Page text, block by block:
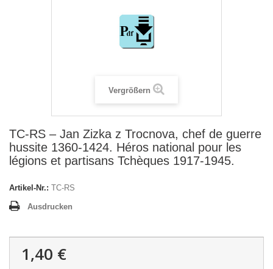
Vergrößern
TC-RS – Jan Zizka z Trocnova, chef de guerre
hussite 1360-1424. Héros national pour les
légions et partisans Tchèques 1917-1945.
Artikel-Nr.: TC-RS
Ausdrucken
1,40 €